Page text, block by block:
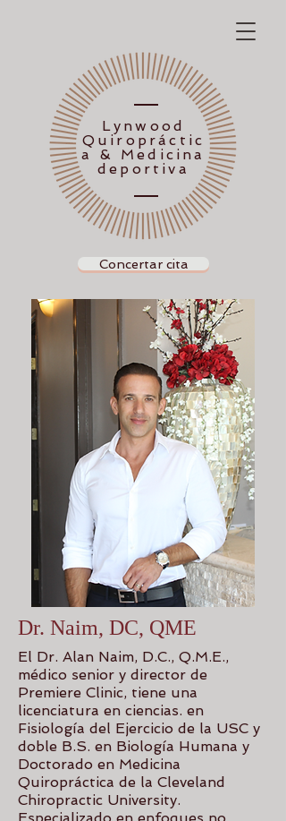
Lynwood
Quiropráctic
a & Medicina
deportiva
Concertar cita
Dr. Naim, DC, QME
El Dr. Alan Naim, D.C., Q.M.E.,
médico senior y director de
Premiere Clinic, tiene una
licenciatura en ciencias. en
Fisiología del Ejercicio de la USC y
doble B.S. en Biología Humana y
Doctorado en Medicina
Quiropráctica de la Cleveland
Chiropractic University.